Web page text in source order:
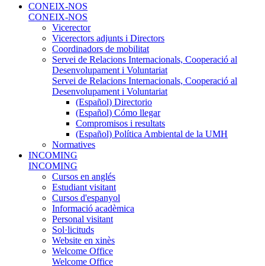
CONEIX-NOS
CONEIX-NOS
Vicerector
Vicerectors adjunts i Directors
Coordinadors de mobilitat
Servei de Relacions Internacionals, Cooperació al
Desenvolupament i Voluntariat
Servei de Relacions Internacionals, Cooperació al
Desenvolupament i Voluntariat
(Español) Directorio
(Español) Cómo llegar
Compromisos i resultats
(Español) Política Ambiental de la UMH
Normatives
INCOMING
INCOMING
Cursos en anglés
Estudiant visitant
Cursos d'espanyol
Informació acadèmica
Personal visitant
Sol·licituds
Website en xinès
Welcome Office
Welcome Office